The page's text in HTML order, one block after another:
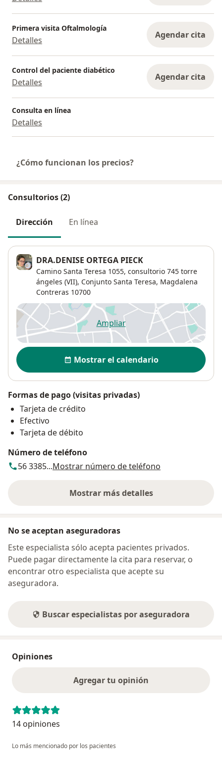
Primera visita Oftalmología
Detalles Agendar cita
Control del paciente diabético
Detalles Agendar cita
Consulta en línea
Detalles
¿Cómo funcionan los precios?
Consultorios (2)
Dirección En línea
DRA.DENISE ORTEGA PIECK
Camino Santa Teresa 1055, consultorio 745 torre
ángeles (VII), Conjunto Santa Teresa, Magdalena
Contreras 10700
Ampliarse abre en una nueva
Disponibilidad
Mostrar el calendario
Formas de pago (visitas privadas)
Tarjeta de crédito
Efectivo
Tarjeta de débito
Número de teléfono
56 3385...Mostrar número de teléfono
Mostrar más detalles
sobre la dirección
No se aceptan aseguradoras
Este especialista sólo acepta pacientes privados.
Puede pagar directamente la cita para reservar, o
encontrar otro especialista que acepte su
aseguradora.
Buscar especialistas por aseguradora
Opiniones
Agregar tu opinión
14 opiniones
Lo más mencionado por los pacientes